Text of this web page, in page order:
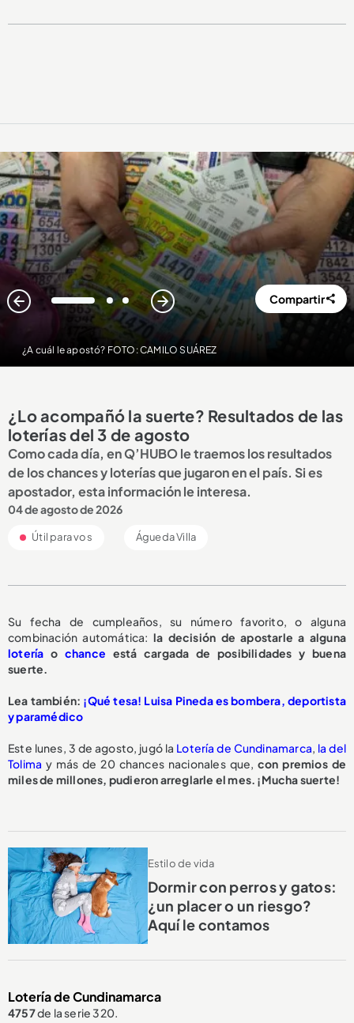
¿A cuál le apostó? FOTO: CAMILO SUÁREZ
1 2 3 Compartir
¿Lo acompañó la suerte? Resultados de las
loterías del 3 de agosto
Como cada día, en Q’HUBO le traemos los resultados
de los chances y loterías que jugaron en el país. Si es
apostador, esta información le interesa.
04 de agosto de 2026
Útil para vos Águeda Villa
Su fecha de cumpleaños, su número favorito, o alguna
combinación automática: la decisión de apostarle a alguna
lotería o chance está cargada de posibilidades y buena
suerte.
Lea también: ¡Qué tesa! Luisa Pineda es bombera, deportista
y paramédico
Este lunes, 3 de agosto, jugó la Lotería de Cundinamarca, la del
Tolima y más de 20 chances nacionales que,con premios de
miles de millones, pudieron arreglarle el mes. ¡Mucha suerte!
Estilo de vida
Dormir con perros y gatos:
¿un placer o un riesgo?
Aquí le contamos
Lotería de Cundinamarca
4757de la serie 320.